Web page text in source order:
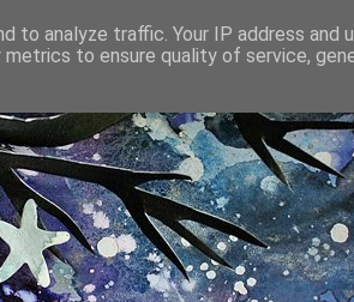
to analyze traffic. Your IP address and
to ensure quality of service,